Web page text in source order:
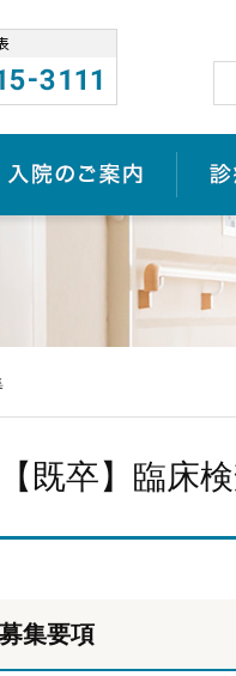
【既卒】臨床
募集要項